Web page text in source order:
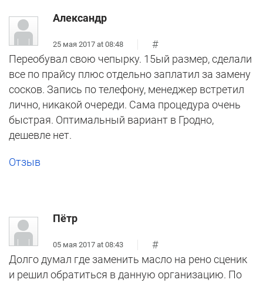
Александр
25 мая 2017 at 08:48
#
Переобувал свою чепырку. 15ый размер, сделали
все по прайсу плюс отдельно заплатил за замену
сосков. Запись по телефону, менеджер встретил
лично, никакой очереди. Сама процедура очень
быстрая. Оптимальный вариант в Гродно,
дешевле нет.
Отзыв
Пётр
05 мая 2017 at 08:43
#
Долго думал где заменить масло на рено сценик
и решил обратиться в данную организацию. По